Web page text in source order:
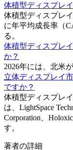
体積型ディスプレ
体積型ディスプレ
に年平均成長率（
る。
体積型ディスプレ
か？
2026年には、北米
立体ディスプレイ
ですか？
体積型ディスプレ
は、LightSpace
Corporation、
す。
著者の詳細